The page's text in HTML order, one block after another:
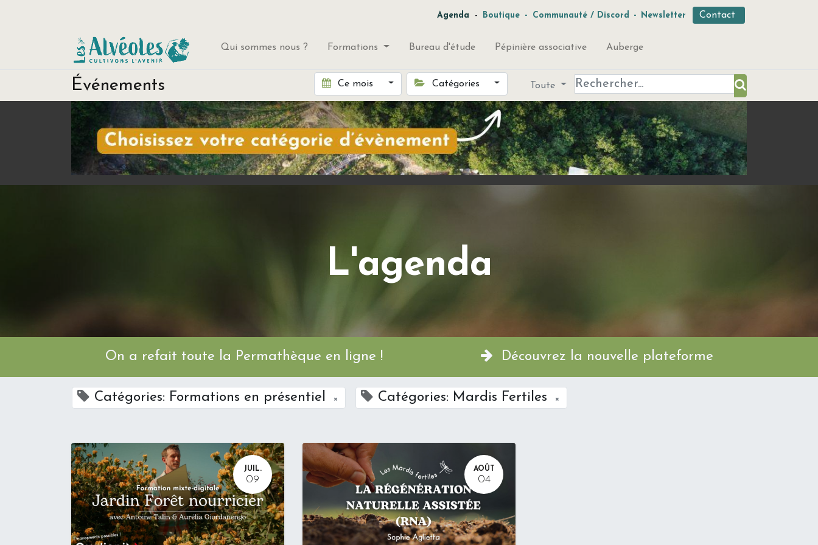
Agenda - Boutique - Communauté / Discord - Newsletter Contact
Qui sommes nous ? Formations Bureau d'étude Pépinière associative Auberge
Événements Ce mois Catégories Toute
L'agenda
On a refait toute la Permathèque en ligne ! Découvrez la nouvelle plateforme
Catégories: Formations en présentiel × Catégories: Mardis Fertiles ×
JUIL.
09
AOÛT
04